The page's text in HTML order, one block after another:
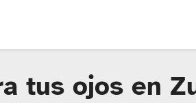
tus ojos en